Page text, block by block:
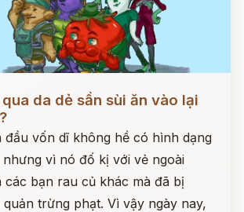
da dẻ sần sùi ăn vào lại
đầu vốn dĩ không hề có hình dạng
vì nó đố kị với vẻ ngoài
các bạn rau củ khác mà đã bị
quản trừng phạt. Vì vậy ngày nay,